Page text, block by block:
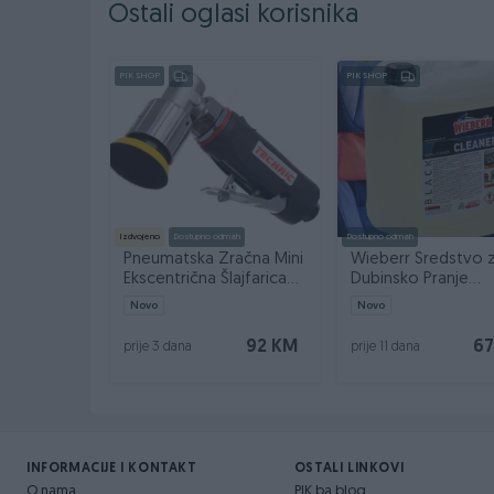
Moulinex
Electrolux
AEG
od Longhi
Dirt Devil
Eldom
Holland Electro
LG
Nilfisk
Multipro
Ostali oglasi korisnika
PIK SHOP
Izdvojeno Dostupno odmah
Pneumatska Zračna Mini
Ekscentrična Šlajfarica
50mm AT-7037B
Novo
92 KM
prije 3 dana
PIK SHOP
Dostupno odmah
Wieberr Sredstvo
Dubinsko Pranje
Čišćenje Black
Novo
prije 11 dana
INFORMACIJE I KONTAKT OSTALI LINKOVI